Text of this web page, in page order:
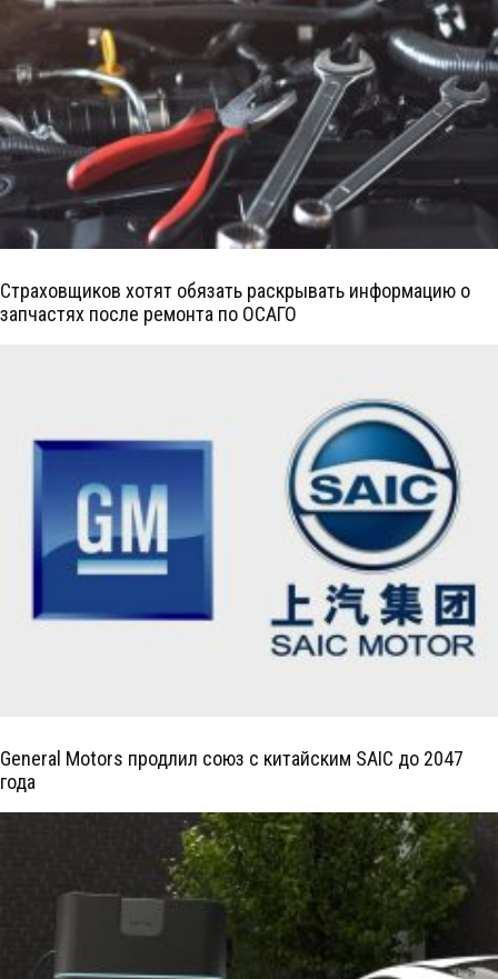
Страховщиков хотят обязать раскрывать информацию о
запчастях после ремонта по ОСАГО
General Motors продлил союз с китайским SAIC до 2047
года